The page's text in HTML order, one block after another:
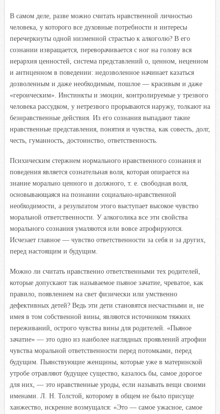
В самом деле, разве можно считать нравственной личностью
человека, у которого все духовные потребности и интересы
перечеркнуты одной низменной страстью к алкоголю? В его
сознании извращается, переворачивается с ног на голову вся
иерархия ценностей, система представлений о, ценном, неценном
и антиценном в поведении: недозволенное начинает казаться
дозволенным и даже необходимым, пошлое — красивым и даже
«героическим». Инстинкты и эмоции, контролируемые у трезвого
человека рассудком, у нетрезвого прорываются наружу, толкают на
безнравственные действия. Из его сознания выпадают такие
нравственные представления, понятия и чувства, как совесть, долг,
честь, гуманность, достоинство, ответственность.
Психическим стержнем нормального нравственного сознания и
поведения является сознательная воля, которая опирается на
знание морально ценного и должного, т. е. свободная воля,
основывающаяся на познании социально-нравственной
необходимости, а результатом этого выступает высокое чувство
моральной ответственности. У алкоголика все эти свойства
морального сознания умаляются или вовсе атрофируются.
Исчезает главное — чувство ответственности за себя и за других,
перед настоящим и будущим.
Можно ли считать нравственно ответственными тех родителей,
которые допускают так называемое пьяное зачатие, чреватое, как
правило, появлением на свет физически или умственно
дефективных детей? Ведь эти дети становятся несчастными и, не
имея в том собственной вины, являются источником тяжких
переживаний, острого чувства вины для родителей. «Пьяное
зачатие» — это одно из наиболее наглядных проявлений атрофии
чувства моральной ответственности перед потомками, перед
будущим. Пьянствующие женщины, которые уже в материнской
утробе отравляют будущее существо, казалось бы, самое дорогое
для них, — это нравственные уроды, если называть вещи своими
именами. Л. Н. Толстой, которому в общем не было присуще
ханжество, искренне возмущался: «Это — самое ужасное, самое